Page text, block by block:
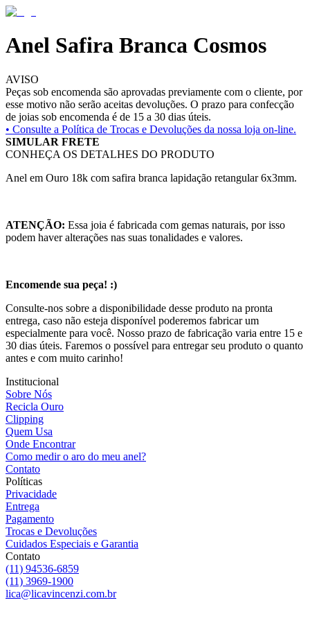
Anel Safira Branca Cosmos
AVISO
Peças sob encomenda são aprovadas previamente com o cliente, por
esse motivo não serão aceitas devoluções. O prazo para confecção
de joias sob encomenda é de 15 a 30 dias úteis.
• Consulte a Política de Trocas e Devoluções da nossa loja on-line.
SIMULAR FRETE
CONHEÇA OS DETALHES DO PRODUTO
Anel em Ouro 18k com safira branca lapidação retangular 6x3mm.
ATENÇÃO: Essa joia é fabricada com gemas naturais, por isso
podem haver alterações nas suas tonalidades e valores.
Encomende sua peça! :)
Consulte-nos sobre a disponibilidade desse produto na pronta
entrega, caso não esteja disponível poderemos fabricar um
especialmente para você. Nosso prazo de fabricação varia entre 15 e
30 dias úteis. Faremos o possível para entregar seu produto o quanto
antes e com muito carinho!
Institucional
Sobre Nós
Recicla Ouro
Clipping
Quem Usa
Onde Encontrar
Como medir o aro do meu anel?
Contato
Políticas
Privacidade
Entrega
Pagamento
Trocas e Devoluções
Cuidados Especiais e Garantia
Contato
(11) 94536-6859
(11) 3969-1900
lica@licavincenzi.com.br